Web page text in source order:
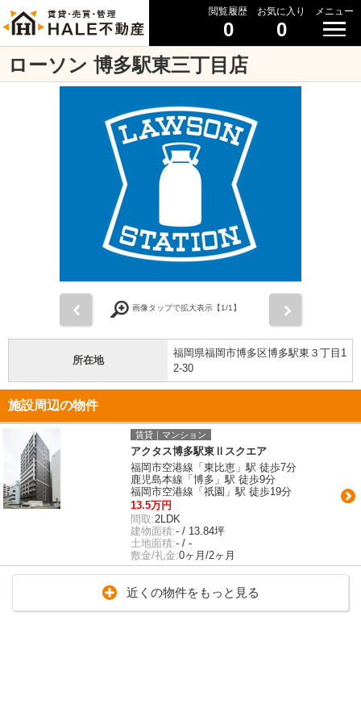
閲覧履歴
0
お気に入り
0
メニュー
ローソン 博多駅東三丁目店
画像タップで拡大表示【1/1】
所在地
福岡県福岡市博多区博多駅東３丁目1
2-30
施設周辺の物件
賃貸｜マンション
アクタス博多駅東Ⅱスクエア
福岡市空港線「東比恵」駅 徒歩7分
鹿児島本線「博多」駅 徒歩9分
福岡市空港線「祇園」駅 徒歩19分
13.5万円
間取:2LDK
建物面積:- / 13.84坪
土地面積:- / -
敷金/礼金:0ヶ月/2ヶ月
近くの物件をもっと見る